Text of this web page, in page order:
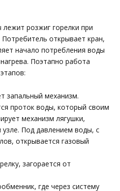
розжиг горелки при
открывает кран,
начало потребления воды
Поэтапно работа
запальный механизм.
проток воды, который своим
механизм лягушки,
Под давлением воды, с
открывается газовый
загорается от
где через систему